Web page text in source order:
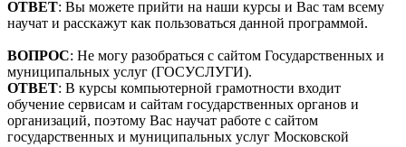
ОТВЕТ: Вы можете прийти на наши курсы и Вас там всему
научат и расскажут как пользоваться данной программой.
ВОПРОС: Не могу разобраться с сайтом Государственных и
муниципальных услуг (ГОСУСЛУГИ).
ОТВЕТ: В курсы компьютерной грамотности входит
обучение сервисам и сайтам государственных органов и
организаций, поэтому Вас научат работе с сайтом
государственных и муниципальных услуг Московской